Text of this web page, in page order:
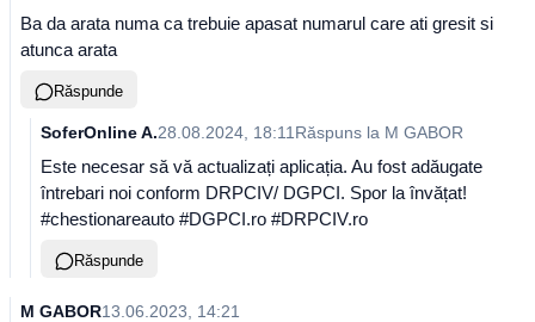
Ba da arata numa ca trebuie apasat numarul care ati gresit si
atunca arata
Răspunde
SoferOnline A.28.08.2024, 18:11 Răspuns la M GABOR
Este necesar să vă actualizați aplicația. Au fost adăugate
întrebari noi conform DRPCIV/ DGPCI. Spor la învățat!
#chestionareauto #DGPCI.ro #DRPCIV.ro
Răspunde
M GABOR13.06.2023, 14:21